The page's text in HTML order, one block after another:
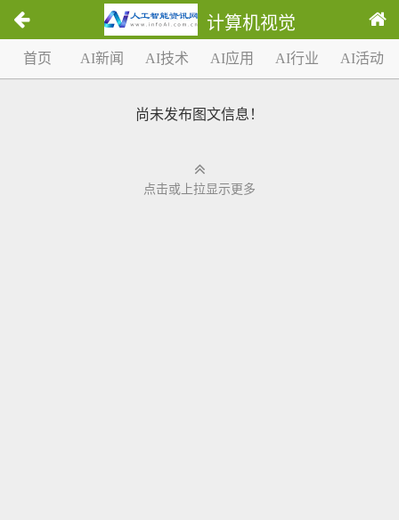
计算机视觉
首页 AI新闻 AI技术 AI应用 AI行业 AI活动
1/0
尚未发布图文信息！
点击或上拉显示更多